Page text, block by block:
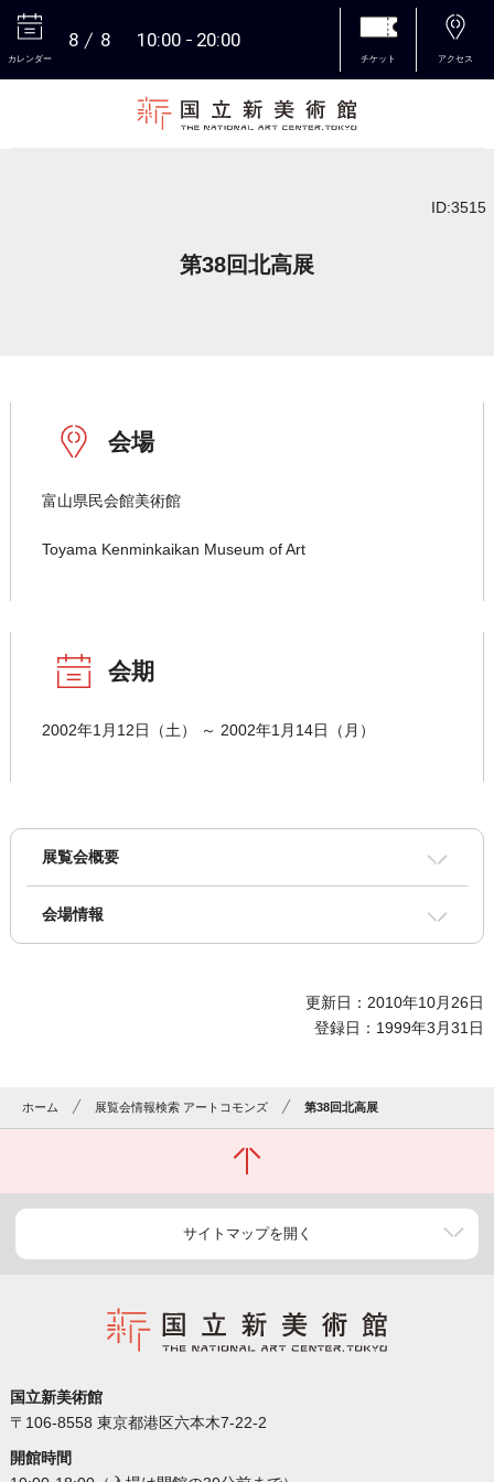
カレンダー
8 8 10:00 20:00
チケット アクセス
ID:3515
第38回北高展
会場
富山県民会館美術館
Toyama Kenminkaikan Museum of Art
会期
2002年1月12日（土） ～ 2002年1月14日（月）
展覧会概要
会場情報
更新日：2010年10月26日
登録日：1999年3月31日
ホーム 展覧会情報検索 アートコモンズ 第38回北高展
サイトマップを開く
国立新美術館
〒106-8558 東京都港区六本木7-22-2
開館時間